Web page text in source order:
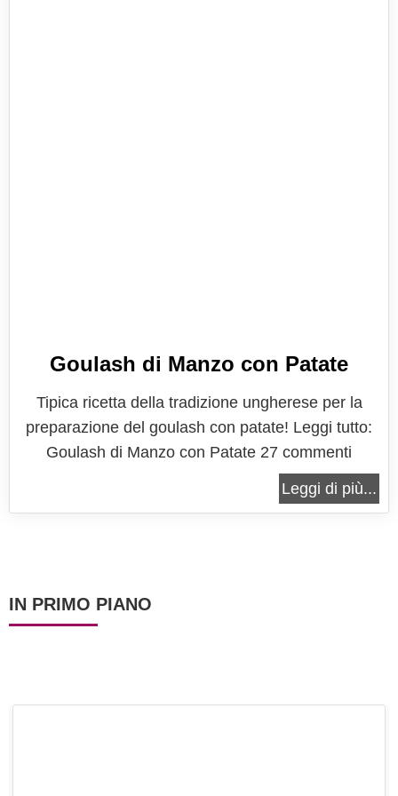
Goulash di Manzo con Patate
Tipica ricetta della tradizione ungherese per la
preparazione del goulash con patate! Leggi tutto:
Goulash di Manzo con Patate 27 commenti
Leggi di più...
IN PRIMO PIANO